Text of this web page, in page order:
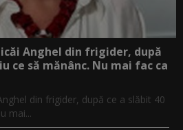
Anghel din frigider, după
ce să mănânc. Nu mai fac ca
din frigider, după ce a slăbit 40
mai...